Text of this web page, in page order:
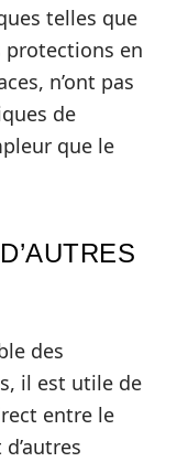
telles que
protections en
n’ont pas
de
que le
des
il est utile de
entre le